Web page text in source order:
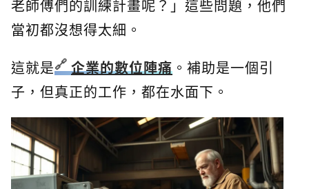
老師傅們的訓練計畫呢？」這些問題，他們
當初都沒想得太細。
這就是
企業的數位陣痛 。補助是一個引
子，但真正的工作，都在水面下。